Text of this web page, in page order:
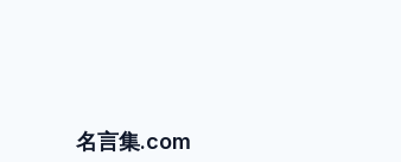
名言集.com